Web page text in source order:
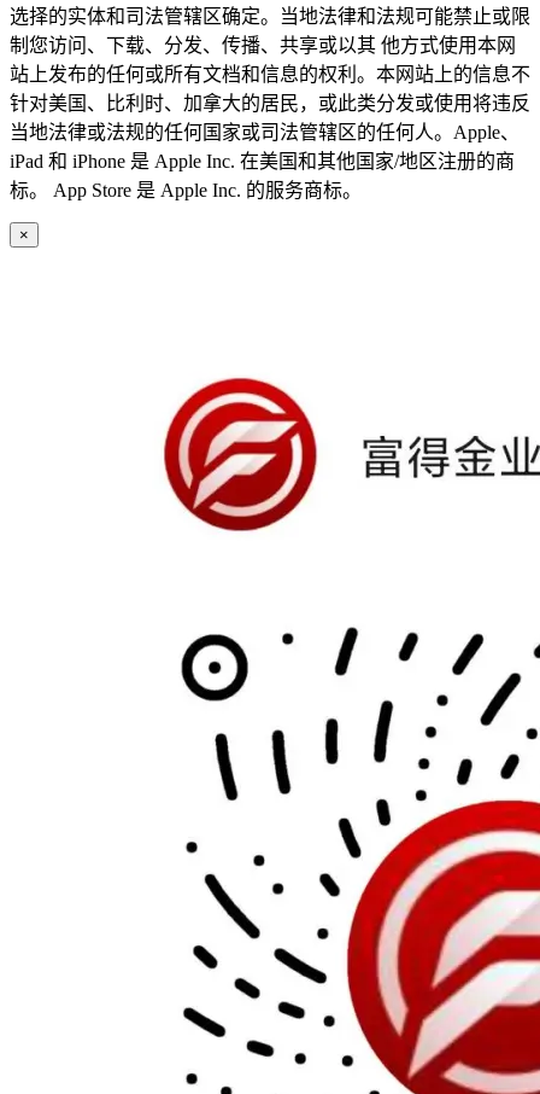
选择的实体和司法管辖区确定。当地法律和法规可能禁止或限
制您访问、下载、分发、传播、共享或以其 他方式使用本网
站上发布的任何或所有文档和信息的权利。本网站上的信息不
针对美国、比利时、加拿大的居民，或此类分发或使用将违反
当地法律或法规的任何国家或司法管辖区的任何人。Apple、
iPad 和 iPhone 是 Apple Inc. 在美国和其他国家/地区注册的商
标。 App Store 是 Apple Inc. 的服务商标。
×